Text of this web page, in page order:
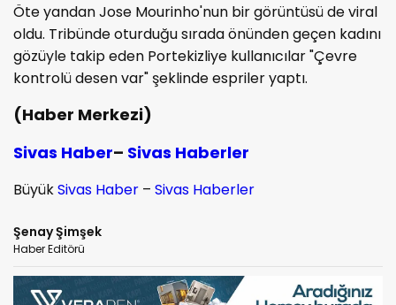
Öte yandan Jose Mourinho'nun bir görüntüsü de viral
oldu. Tribünde oturduğu sırada önünden geçen kadını
gözüyle takip eden Portekizliye kullanıcılar "Çevre
kontrolü desen var" şeklinde espriler yaptı.
(Haber Merkezi)
Sivas Haber– Sivas Haberler
BüyükSivas Haber – Sivas Haberler
Şenay Şimşek
Haber Editörü